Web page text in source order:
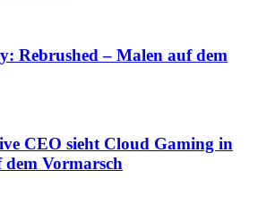
Rebrushed – Malen auf dem
CEO sieht Cloud Gaming in
Vormarsch